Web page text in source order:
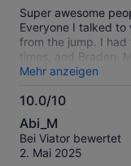
Super awesome
Everyone I talked
from the jump. I
times, and Braden,
interact with. Once I
me to learn exactly
surfing in a calm
Mehr anzeigen
10.0/10
10.0
von
10
Abi_M
Bei Viator bewertet
2. Mai 2025